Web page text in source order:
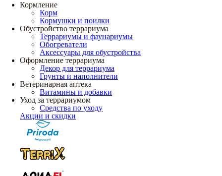
Кормление
Корм
Кормушки и поилки
Обустройство террариума
Террариумы и фаунариумы
Обогреватели
Аксессуары для обустройства
Оформление террариума
Декор для террариума
Грунты и наполнители
Ветеринарная аптека
Витамины и добавки
Уход за террариумом
Средства по уходу
Акции и скидки